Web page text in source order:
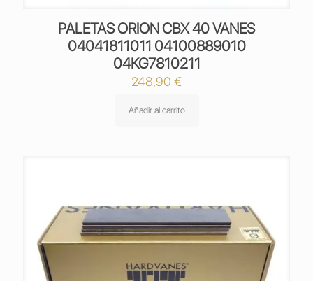
PALETAS ORION CBX 40 VANES
04041811011 04100889010
04KG7810211
248,90 €
Añadir al carrito